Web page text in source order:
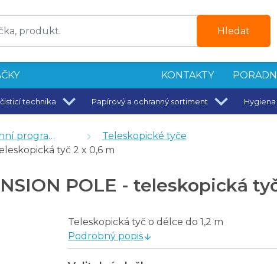
Hledat
KONTAKTY
technika Papírový a ochranný sortiment Hygiena
program
Teleskopické tyče
tyč 2 x 0,6 m
POLE - teleskopická
Teleskopická tyč o délce do 1,2 m
Podrobný popis